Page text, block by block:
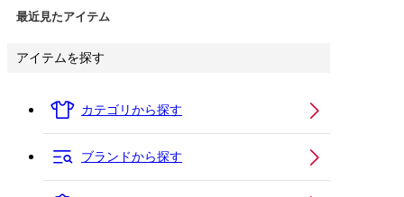
最近見たアイテム
アイテムを探す
カテゴリから探す
ブランドから探す